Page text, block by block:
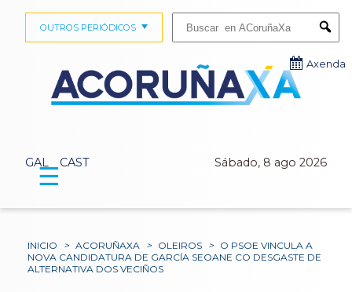
GAL CAST Sábado, 8 ago 2026
OUTROS PERIÓDICOS
Axenda
☰
INICIO > ACORUÑAXA > OLEIROS > O PSOE VINCULA A
NOVA CANDIDATURA DE GARCÍA SEOANE CO DESGASTE DE
ALTERNATIVA DOS VECIÑOS